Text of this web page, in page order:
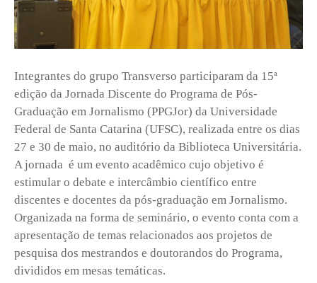
Integrantes do grupo Transverso participaram da 15ª
edição da Jornada Discente do Programa de Pós-
Graduação em Jornalismo (PPGJor) da Universidade
Federal de Santa Catarina (UFSC), realizada entre os dias
27 e 30 de maio, no auditório da Biblioteca Universitária.
A jornada é um evento acadêmico cujo objetivo é
estimular o debate e intercâmbio científico entre
discentes e docentes da pós-graduação em Jornalismo.
Organizada na forma de seminário, o evento conta com a
apresentação de temas relacionados aos projetos de
pesquisa dos mestrandos e doutorandos do Programa,
divididos em mesas temáticas.